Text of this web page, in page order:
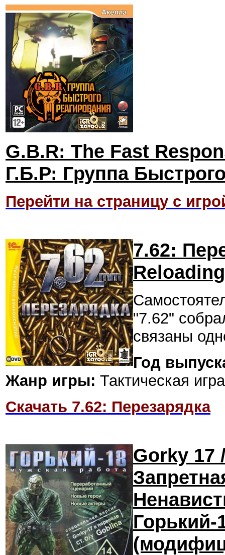
G.B.R: The Fast
Г.Б.Р: Группа
Перейти на страницу с
7.62:
"7.62"
связаны
Год
Жанр игры: Тактическая
Скачать 7.62: Перезарядка
Gorky 17
Горький-